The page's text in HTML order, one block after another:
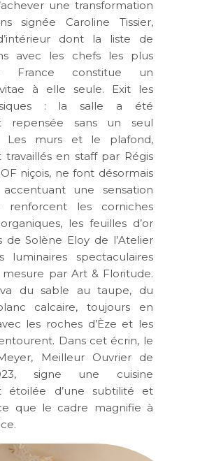
une transformation
signée Caroline Tissier,
dont la liste de
avec les chefs les plus
France constitue un
à elle seule. Exit les
: la salle a été
repensée sans un seul
Les murs et le plafond,
en staff par Régis
niçois, ne font désormais
accentuant une sensation
renforcent les corniches
les feuilles d’or
de Solène Eloy de l’Atelier
luminaires spectaculaires
mesure par Art & Floritude.
du sable au taupe, du
calcaire, toujours en
les roches d’Èze et les
Dans cet écrin, le
Meilleur Ouvrier de
signe une cuisine
étoilée d’une subtilité et
que le cadre magnifie à